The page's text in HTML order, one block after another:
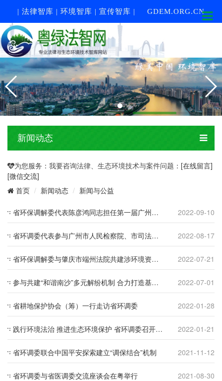
| 法律智库 | 环境智库 | 宣传智库 | GDEM.ORG.CN
新闻动态
为您服务：我要咨询法律、生态环境技术与案件问题： [在线留言]
[微信交流]
首页 新闻动态 新闻与公益
省环保调解委代表陈彦鸿同志担任第一届广州市检察机关公益诉讼检察业务竞赛评委 2022-09-10
省环调委代表参与广州市人民检察院、市司法局 举办广州市人民监督员宣誓上岗履职仪式 2022-08-17
省环保调解委与肇庆市端州法院共建涉环境资源纠纷诉调对接机制 2022-07-21
参与共建“和谐南沙”多元解纷机制 合力打造基层治理新模式——省环调委参加签署《和谐南沙多元解纷合作协议》 2022-07-01
省耕地保护协会（筹）一行走访省环调委 2022-01-28
践行环境法治 推进生态环境保护 省环调委召开第三次全体会议 2022-01-21
省环调委联合中国平安探索建立“调保结合”机制 2021-11-12
省环调委与省医调委交流座谈会在粤举行 2021-08-30